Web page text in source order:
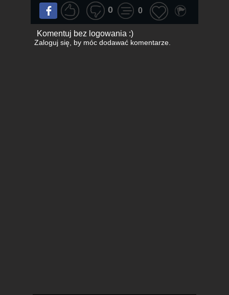
0 0
Komentuj bez logowania :)
Zaloguj się, by móc dodawać komentarze.